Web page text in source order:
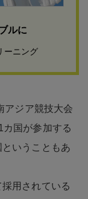
ルに
ーニング
アジア競技大会
カ国が参加する
いうこともあ
用されている